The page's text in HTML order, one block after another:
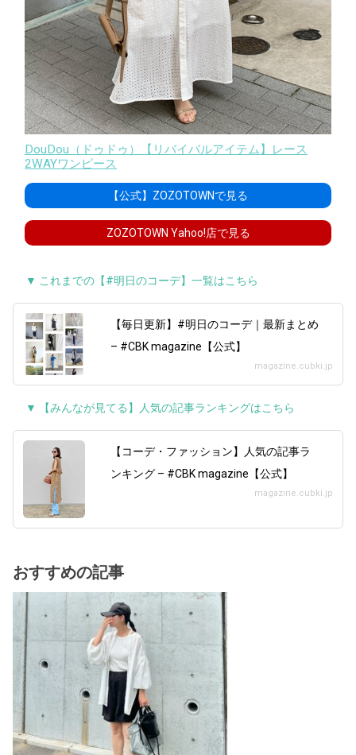
DouDou（ドゥドゥ）【リバイバルアイテム】レース
2WAYワンピース
【公式】ZOZOTOWNで見る
ZOZOTOWN Yahoo!店で見る
▼ これまでの【#明日のコーデ】一覧はこちら
【毎日更新】#明日のコーデ｜最新まとめ
– #CBK magazine【公式】
magazine.cubki.jp
▼ 【みんなが見てる】人気の記事ランキングはこちら
【コーデ・ファッション】人気の記事ラ
ンキング – #CBK magazine【公式】
magazine.cubki.jp
おすすめの記事